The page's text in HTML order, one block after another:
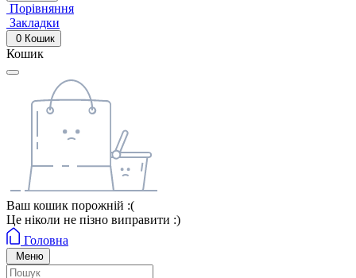
Порівняння
Закладки
0 Кошик
Кошик
Ваш кошик порожній :(
Це ніколи не пізно виправити :)
Головна
Меню